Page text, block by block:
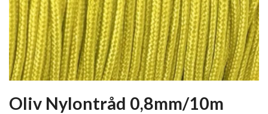
Oliv Nylontråd 0,8mm/10m